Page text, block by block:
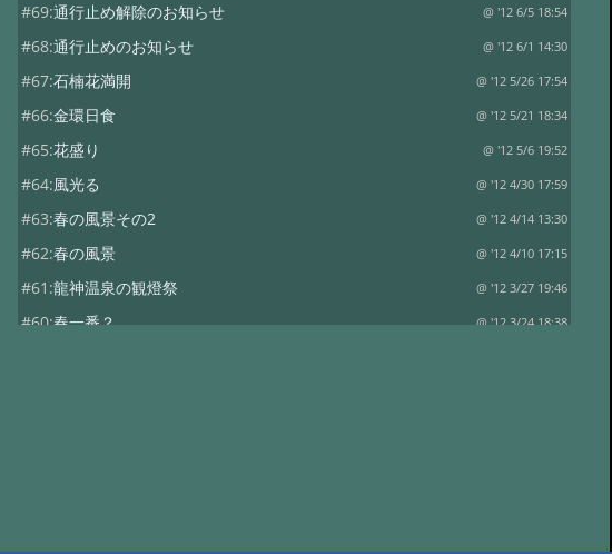
#69:通行止め解除のお知らせ @ '12 6/5 18:54
#68:通行止めのお知らせ @ '12 6/1 14:30
#67:石楠花満開 @ '12 5/26 17:54
#66:金環日食 @ '12 5/21 18:34
#65:花盛り @ '12 5/6 19:52
#64:風光る @ '12 4/30 17:59
#63:春の風景その2 @ '12 4/14 13:30
#62:春の風景 @ '12 4/10 17:15
#61:龍神温泉の観燈祭 @ '12 3/27 19:46
#60:春一番？ @ '12 3/24 18:38